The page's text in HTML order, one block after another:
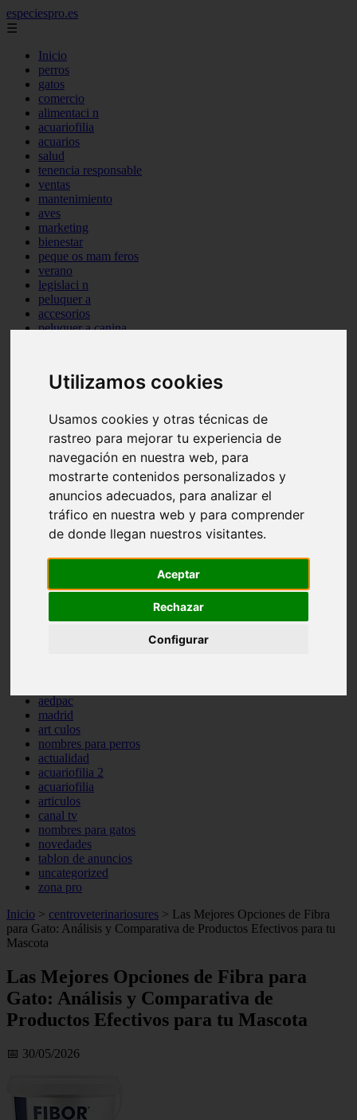
Utilizamos cookies
Usamos cookies y otras técnicas de
rastreo para mejorar tu experiencia de
navegación en nuestra web, para
mostrarte contenidos personalizados y
anuncios adecuados, para analizar el
tráfico en nuestra web y para comprender
de donde llegan nuestros visitantes.
Aceptar
Rechazar
Configurar
especiespro.es
☰
Inicio
perros
gatos
comercio
alimentaci n
acuariofilia
acuarios
salud
tenencia responsable
ventas
mantenimiento
aves
marketing
bienestar
peque os mam feros
verano
legislaci n
peluquer a
accesorios
peluquer a canina
comportamiento
protagonistas
abandono
adopci n
ferias
higiene
snacks
acuario
iberzoo propet
comercios
estanques
viajar
conejos
navidad
aedpac
madrid
art culos
nombres para perros
actualidad
acuariofilia 2
acuariofilia
articulos
canal tv
nombres para gatos
novedades
tablon de anuncios
uncategorized
zona pro
Inicio > centroveterinariosures > Las Mejores Opciones de Fibra
para Gato: Análisis y Comparativa de Productos Efectivos para tu
Mascota
Las Mejores Opciones de Fibra para
Gato: Análisis y Comparativa de
Productos Efectivos para tu Mascota
📅 30/05/2026